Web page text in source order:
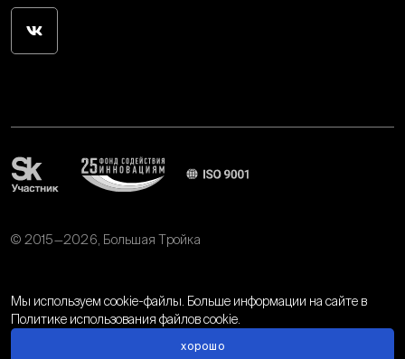
© 2015—2026, Большая Тройка
Мы используем cookie-файлы. Больше информации на сайте в
Политике использования файлов cookie.
хорошо